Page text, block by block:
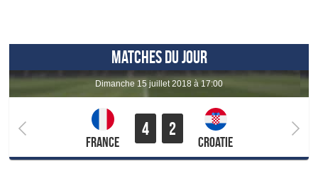
MATCHES DU JOUR
dimanche 15 juillet 2018 à 17:00
France
4 2
Croatie